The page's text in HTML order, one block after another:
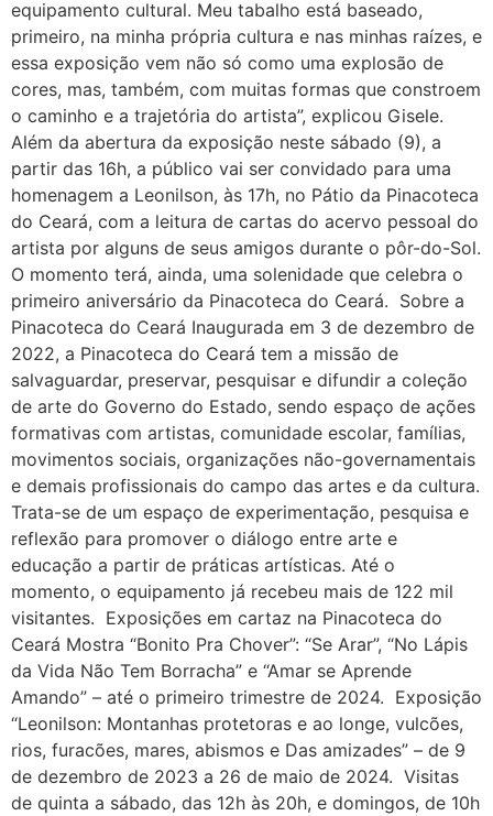
equipamento cultural. Meu tabalho está baseado,
primeiro, na minha própria cultura e nas minhas raízes, e
essa exposição vem não só como uma explosão de
cores, mas, também, com muitas formas que constroem
o caminho e a trajetória do artista”, explicou Gisele.
Além da abertura da exposição neste sábado (9), a
partir das 16h, a público vai ser convidado para uma
homenagem a Leonilson, às 17h, no Pátio da Pinacoteca
do Ceará, com a leitura de cartas do acervo pessoal do
artista por alguns de seus amigos durante o pôr-do-Sol.
O momento terá, ainda, uma solenidade que celebra o
primeiro aniversário da Pinacoteca do Ceará. Sobre a
Pinacoteca do Ceará Inaugurada em 3 de dezembro de
2022, a Pinacoteca do Ceará tem a missão de
salvaguardar, preservar, pesquisar e difundir a coleção
de arte do Governo do Estado, sendo espaço de ações
formativas com artistas, comunidade escolar, famílias,
movimentos sociais, organizações não-governamentais
e demais profissionais do campo das artes e da cultura.
Trata-se de um espaço de experimentação, pesquisa e
reflexão para promover o diálogo entre arte e
educação a partir de práticas artísticas. Até o
momento, o equipamento já recebeu mais de 122 mil
visitantes. Exposições em cartaz na Pinacoteca do
Ceará Mostra “Bonito Pra Chover”: “Se Arar”, “No Lápis
da Vida Não Tem Borracha” e “Amar se Aprende
Amando” – até o primeiro trimestre de 2024. Exposição
“Leonilson: Montanhas protetoras e ao longe, vulcões,
rios, furacões, mares, abismos e Das amizades” – de 9
de dezembro de 2023 a 26 de maio de 2024. Visitas
de quinta a sábado, das 12h às 20h, e domingos, de 10h